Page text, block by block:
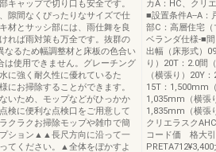
キャップで切り口も安全です。
隙間なくぴったりなサイズで仕
材とサッシ部には、雨仕舞を良
れば雨対策も万全です。抜群の
なるため幅調整材と床板の色合い
は使用できません。グレーチング
に強く耐久性に優れているた
にお掃除することができます。
いため、モップなどがひっかか
検に便利な点検口をご用意して
クラクお掃除モップや雑巾で簡
ション▲▲長尺方向に沿って一
てください。▲全体をぼかすよ
カA：HC、クリ
■設置条件A--A：
部C：高層住宅
ベランダ仕様-■
出幅（床形式）
り）20T：2.0間
（横張り）20Y
15T：1,500mm
1,035mm（横張
1,835mm（横張
クリエラスク
コード価 格大